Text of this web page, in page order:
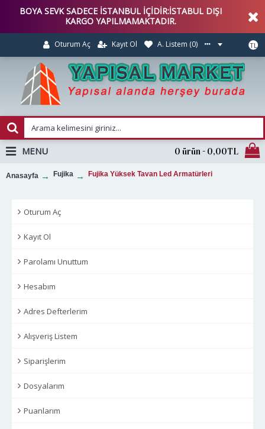
BOYA SEVK SADECE İSTANBUL İÇİDİR:İSTABUL DIŞI
KARGO YAPILMAMAKTADIR.
TL
Oturum Aç Kayıt Ol A. Listem (0)
0 ürün - 0,00TL
MENU
Anasayfa Fujika Fujika Yüksek Tavan Led Armatürleri
Oturum Aç
Kayıt Ol
Parolamı Unuttum
Hesabım
Adres Defterlerim
Alışveriş Listem
Siparişlerim
Dosyalarım
Puanlarım